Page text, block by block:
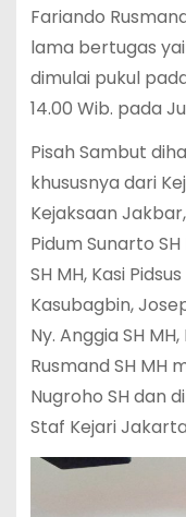
Fariando
lama bertugas
dimulai pukul
14.00 Wib. pada
Pisah Sambut
khususnya dari
Kejaksaan
Pidum Sunarto
SH MH, Kasi
Kasubagbin,
Ny. Anggia SH
Rusmand SH MH
Nugroho SH dan
Staf Kejari